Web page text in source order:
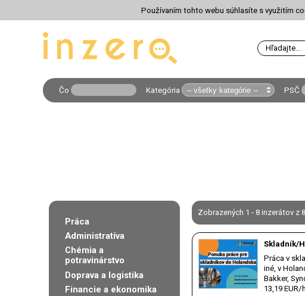
Používaním tohto webu súhlasíte s využitím
Čo Kategória PSČ
Zobrazených 1 - 8 inzerátov z 8
Skladník/
Práca v
iné, v
Bakker,
13,19
Práca
Administratíva
Chémia a
potravinárstvo
Doprava a logistika
Financie a ekonomika